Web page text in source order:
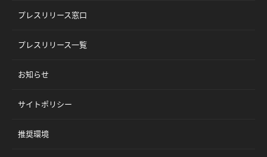
プレスリリース窓口
プレスリリース一覧
お知らせ
サイトポリシー
推奨環境